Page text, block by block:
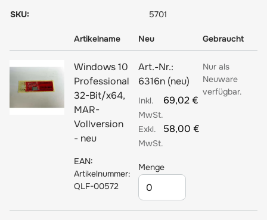
SKU: 5701
Artikelname Neu Gebraucht
Windows 10
Professional
32-Bit/x64,
MAR-
Vollversion
- neu
EAN:
Artikelnummer:
QLF-00572
Art.-Nr.:
6316n (neu)
69,02 €
58,00 €
Menge
Nur als
Neuware
verfügbar.